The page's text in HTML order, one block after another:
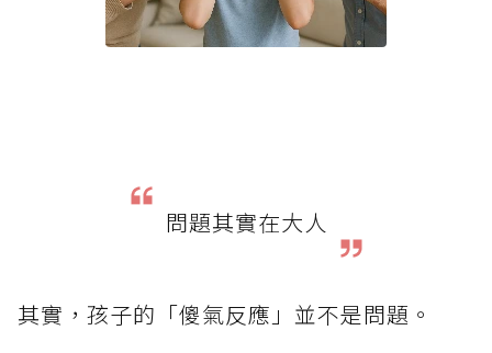
問題其實在大人
其實，孩子的「傻氣反應」並不是問題。